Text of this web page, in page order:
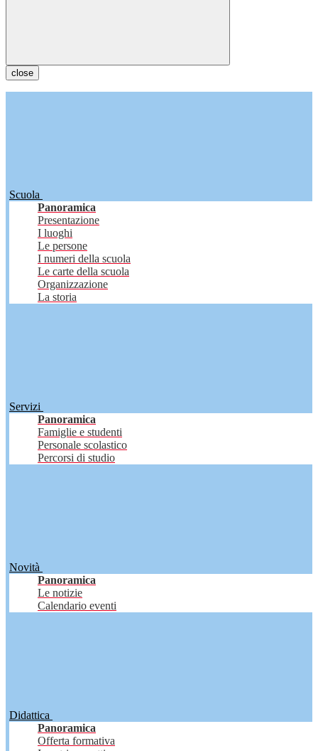
close
Scuola
Panoramica
Presentazione
I luoghi
Le persone
I numeri della scuola
Le carte della scuola
Organizzazione
La storia
Servizi
Panoramica
Famiglie e studenti
Personale scolastico
Percorsi di studio
Novità
Panoramica
Le notizie
Calendario eventi
Didattica
Panoramica
Offerta formativa